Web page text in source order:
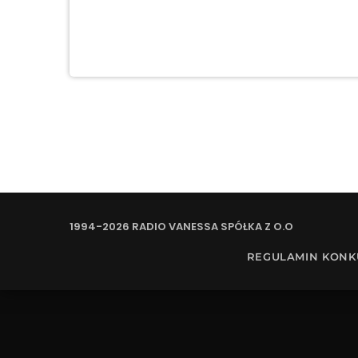
1994-2026 RADIO VANESSA SPÓŁKA Z O.O
REGULAMIN